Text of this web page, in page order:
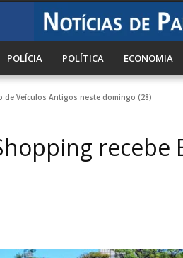
POLÍCIA POLÍTICA ECONOMIA
de Veículos Antigos neste domingo (28)
recebe